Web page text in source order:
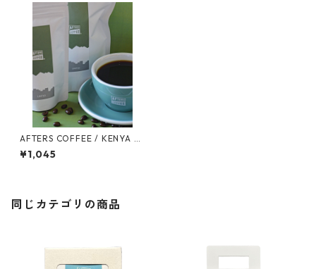
AFTERS COFFEE / KENYA A
A Qグレード 100g
¥1,045
同じカテゴリの商品